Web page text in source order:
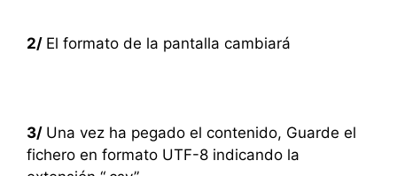
2/ El formato de la pantalla cambiará
3/ Una vez ha pegado el contenido, Guarde el
fichero en formato UTF-8 indicando la